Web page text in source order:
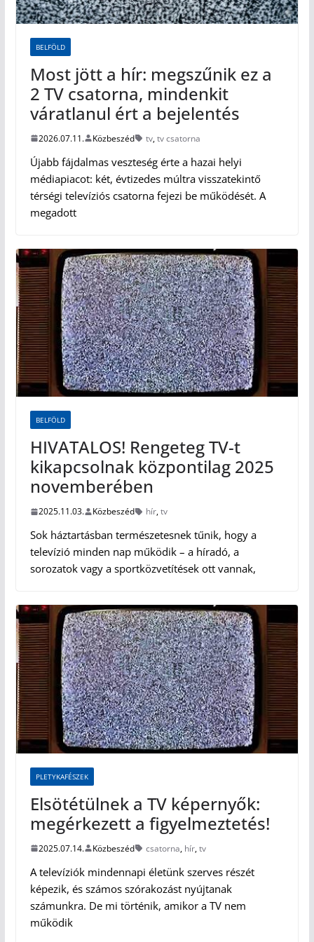
BELFÖLD
Most jött a hír: megszűnik ez a
2 TV csatorna, mindenkit
váratlanul ért a bejelentés
2026.07.11. Közbeszéd tv,tv csatorna
Újabb fájdalmas veszteség érte a hazai helyi
médiapiacot: két, évtizedes múltra visszatekintő
térségi televíziós csatorna fejezi be működését. A
megadott
BELFÖLD
HIVATALOS! Rengeteg TV-t
kikapcsolnak központilag 2025
novemberében
2025.11.03. Közbeszéd hír,tv
Sok háztartásban természetesnek tűnik, hogy a
televízió minden nap működik – a híradó, a
sorozatok vagy a sportközvetítések ott vannak,
PLETYKAFÉSZEK
Elsötétülnek a TV képernyők:
megérkezett a figyelmeztetés!
2025.07.14. Közbeszéd csatorna, hír,tv
A televíziók mindennapi életünk szerves részét
képezik, és számos szórakozást nyújtanak
számunkra. De mi történik, amikor a TV nem
működik